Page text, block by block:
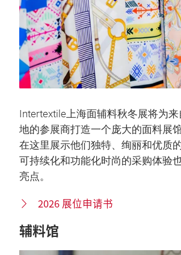
Intertextile上海面辅料秋冬展将为
地的参展商打造一个庞大的面料展
在这里展示他们独特、绚丽和优质
可持续化和功能化时尚的采购体验
亮点。
2026 展位申请书
辅料馆